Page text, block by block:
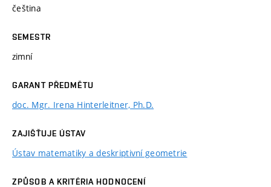
čeština
SEMESTR
zimní
GARANT PŘEDMĚTU
doc. Mgr. Irena Hinterleitner, Ph.D.
ZAJIŠŤUJE ÚSTAV
Ústav matematiky a deskriptivní geometrie
ZPŮSOB A KRITÉRIA HODNOCENÍ